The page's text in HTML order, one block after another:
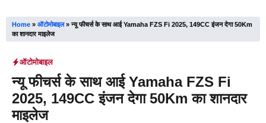
Home » ऑटोमोबाइल»न्यू फीचर्स के साथ आई Yamaha FZS Fi 2025, 149CC इंजन देगा 50Km
का शानदार माइलेज
ऑटोमोबाइल
न्यू फीचर्स के साथ आई Yamaha FZS Fi
2025, 149CC इंजन देगा 50Km का शानदार
माइलेज